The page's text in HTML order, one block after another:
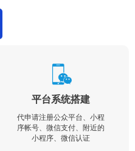
平台系统搭建
代申请注册公众平台、小程
序帐号、微信支付、附近的
小程序、微信认证